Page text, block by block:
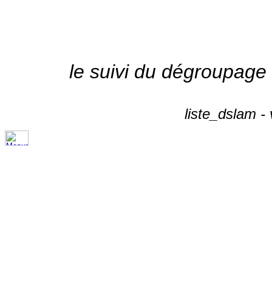
le suivi du
liste_dslam -